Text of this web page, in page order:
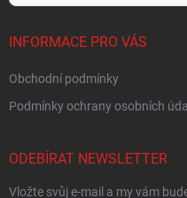
INFORMACE PRO VÁS
Obchodní podmínky
Podmínky ochrany osobních
ODEBÍRAT NEWSLETTER
Vložte svůj e-mail a my vám